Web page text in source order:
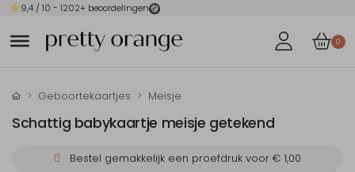
9,4 / 10 - 1202+ beoordelingen
0
Geboortekaartjes Meisje
Schattig babykaartje meisje getekend
Bestel gemakkelijk een proefdruk voor € 1,00